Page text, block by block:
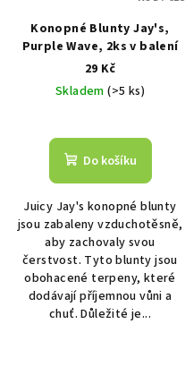
Konopné Blunty Jay's,
Purple Wave, 2ks v balení
29 Kč
Skladem(>5 ks)
Do košíku
Juicy Jay's konopné blunty
jsou zabaleny vzduchotěsně,
aby zachovaly svou
čerstvost. Tyto blunty jsou
obohacené terpeny, které
dodávají příjemnou vůni a
chuť. Důležité je...